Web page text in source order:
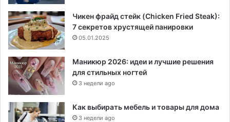
Чикен фрайд стейк (Chicken Fried Steak):
7 секретов хрустящей панировки
05.01.2025
Маникюр 2026: идеи и лучшие решения
для стильных ногтей
3 недели ago
Как выбирать мебель и товары для дома
3 недели ago